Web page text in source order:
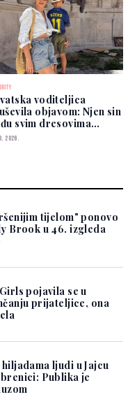
voditeljica
objavom: Njen sin
svim dresovima
Zmajeve
2026.
tijelom" ponovo
Brook u 46. izgleda
pojavila se u
prijateljice, ona
ljudi u Jajcu
Publika je